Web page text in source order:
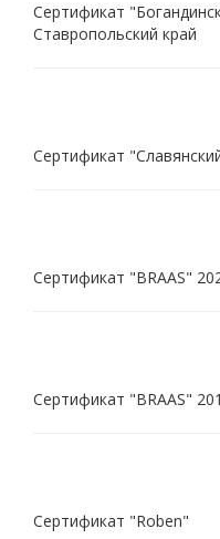
Сертификат
Ставропольский край
Сертификат
Сертификат "BRAAS"
Сертификат "BRAAS"
Сертификат "Roben"